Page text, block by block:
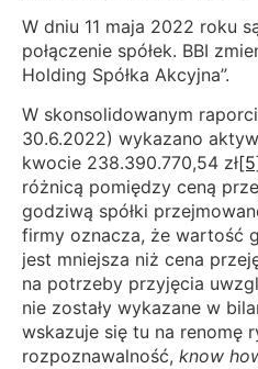
W dniu 11 maja 2022 roku
połączenie spółek. BBI
Holding Spółka Akcyjna”.
W skonsolidowanym
30.6.2022) wykazano
kwocie 238.390.770,54 zł
różnicą pomiędzy ceną
godziwą spółki
firmy oznacza, że wartość
jest mniejsza niż cena
na potrzeby przyjęcia
nie zostały wykazane w
wskazuje się tu na renomę
rozpoznawalność, know